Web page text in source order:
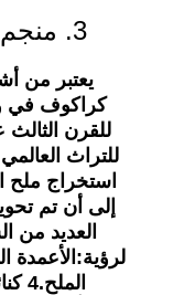
3. منجم الملح Wieliczka
يعتبر من
كراكوف في
للقرن
للتراث
إلى أن تم
العديد من
لرؤية:الأعمدة